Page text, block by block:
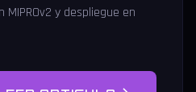
y despliegue en